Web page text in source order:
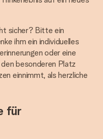
sicher? Bitte ein
ihm ein individuelles
oder eine
besonderen Platz
einnimmt, als herzliche
für